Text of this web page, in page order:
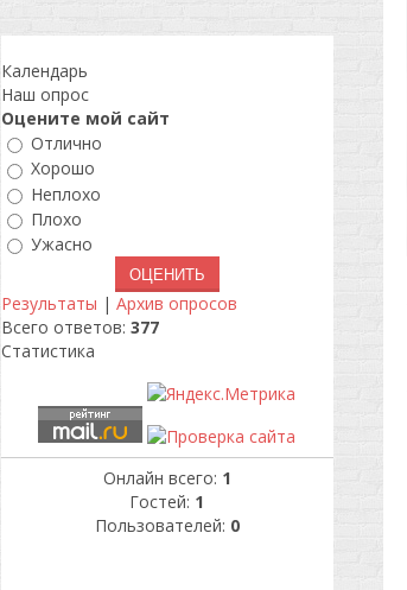
Календарь
Наш опрос
Оцените мой сайт
Отлично
Хорошо
Неплохо
Плохо
Ужасно
Результаты | Архив опросов
Всего ответов: 377
Статистика
Онлайн всего: 1
Гостей: 1
Пользователей: 0